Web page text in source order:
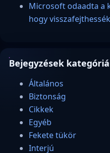
Microsoft odaadta a
hogy
Bejegyzések
Általános
Biztonság
Cikkek
Egyéb
Fekete tükör
Interjú